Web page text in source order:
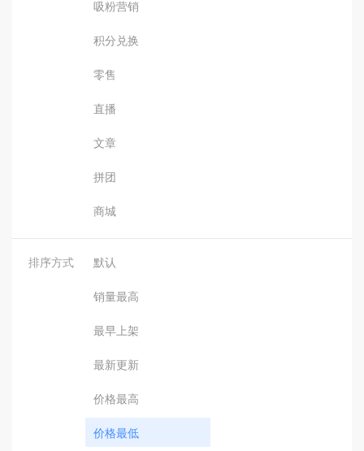
吸粉营销
积分兑换
零售
直播
文章
拼团
商城
排序方式 默认
销量最高
最早上架
最新更新
价格最高
价格最低